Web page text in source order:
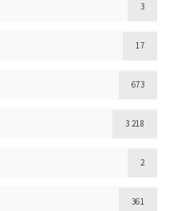
3
17
673
3 218
2
361